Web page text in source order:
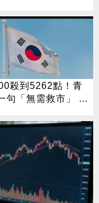
網
殺到5262點！青
句「無需救市」 股
了